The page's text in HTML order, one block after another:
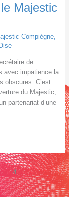
Majestic
Compiègne,
de
avec impatience la
obscures. C’est
du Majestic,
partenariat d’une
4